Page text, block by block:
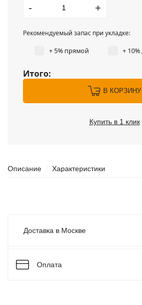
- +
Рекомендуемый запас при укладке:
+ 5% прямой +
Итого:
В КОРЗИНУ
Купить в 1 клик
Описание Характеристики
Доставка в Москве
Оплата